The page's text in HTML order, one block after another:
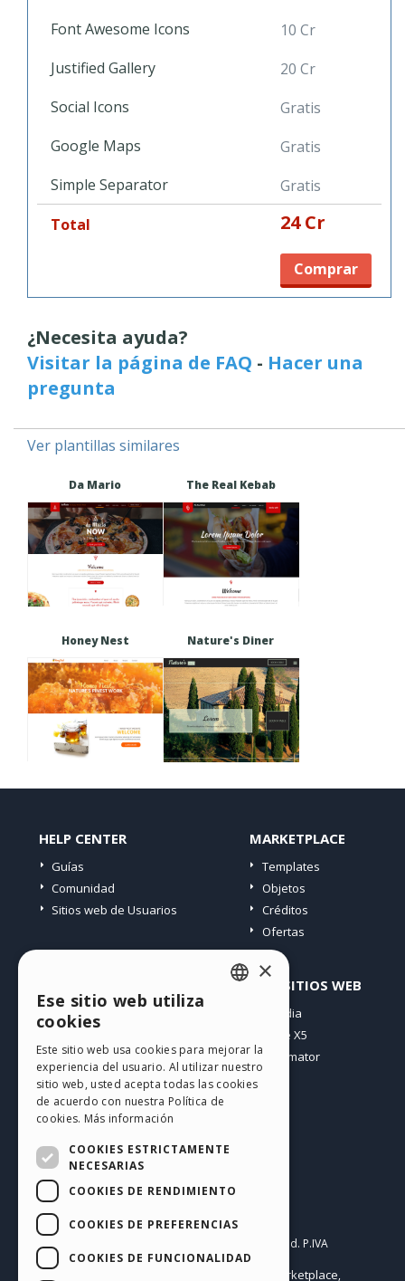
Font Awesome Icons
10 Cr
Justified Gallery
20 Cr
Social Icons
Gratis
Google Maps
Gratis
Simple Separator
Gratis
Total
24 Cr
Comprar
¿Necesita ayuda?
Visitar la página de FAQ - Hacer una
pregunta
Ver plantillas similares
Da Mario The Real Kebab
Honey Nest Nature's Diner
HELP CENTER
Guías
Comunidad
Sitios web de Usuarios
MARKETPLACE
Templates
Objetos
Créditos
Ofertas
Mis post
Mis download
Espacio Web
Mis Créditos
OTROS SITIOS WEB
Incomedia
WebSite X5
WebAnimator
Español
Copyright © 2026
All rights reserved. P.IVA
IT07514640015
Help Center / Marketplace,
GERMAN
SPANISH
RUSSIAN
FRENCH
×
Ese sitio web utiliza
cookies
Este sitio web usa cookies para mejorar la
experiencia del usuario. Al utilizar nuestro
sitio web, usted acepta todas las cookies
de acuerdo con nuestra Política de
cookies. Más información
COOKIES ESTRICTAMENTE
NECESARIAS
COOKIES DE RENDIMIENTO
COOKIES DE PREFERENCIAS
COOKIES DE FUNCIONALIDAD